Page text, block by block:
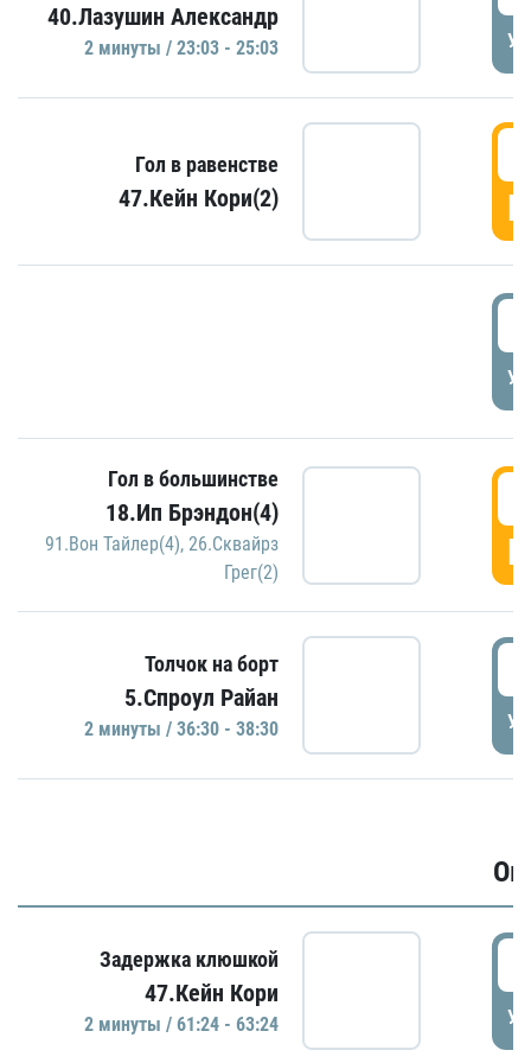
40.Лазушин Александр
2 минуты / 23:03 - 25:03
Гол в равенстве
47.Кейн Кори(2)
Гол в большинстве
18.Ип Брэндон(4)
91.Вон Тайлер(4), 26.Сквайрз
Грег(2)
Толчок на борт
5.Спроул Райан
2 минуты / 36:30 - 38:30
Задержка клюшкой
47.Кейн Кори
2 минуты / 61:24 - 63:24